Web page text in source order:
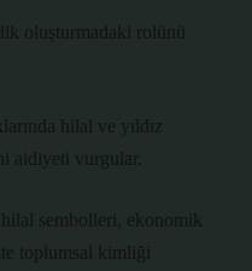
oluşturmadaki rolünü
hilal ve yıldız
aidiyeti vurgular.
hilal sembolleri, ekonomik
toplumsal kimliği